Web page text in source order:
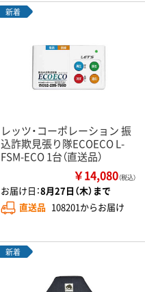
新着
レッツ・コーポレーション 振
込詐欺見張り隊ECOECO L-
FSM-ECO 1台（直送品）
￥14,080（税込）
お届け日：8月27日（木）まで
直送品 108201からお届け
新着